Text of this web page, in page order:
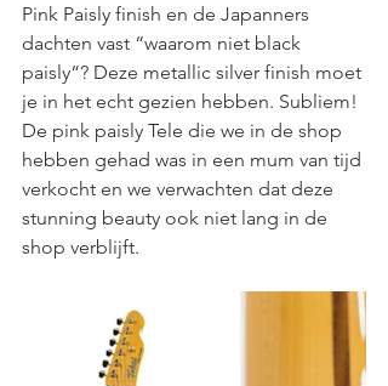
Pink Paisly finish en de Japanners
dachten vast “waarom niet black
paisly“? Deze metallic silver finish moet
je in het echt gezien hebben. Subliem!
De pink paisly Tele die we in de shop
hebben gehad was in een mum van tijd
verkocht en we verwachten dat deze
stunning beauty ook niet lang in de
shop verblijft.